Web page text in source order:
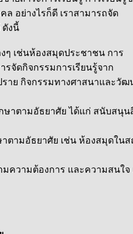
ล อย่างไรก็ดี เราสามารถจัด
ดังนี้
เช่นห้องสมุดประชาชน การ
จัดกิจกรรมการเรียนรู้จาก
ย กิจกรรมทางศาสนาและวัฒ
มอัธยาศัย ได้แก่ สนับสนุนสื่
อัธยาศัย เช่น ห้องสมุดในส
มต้องการ และความสนใจ